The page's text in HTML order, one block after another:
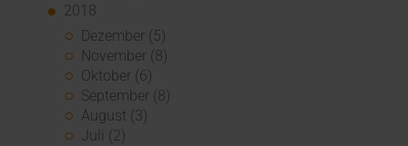
2018
Dezember (5)
November (8)
Oktober (6)
September (8)
August (3)
Juli (2)